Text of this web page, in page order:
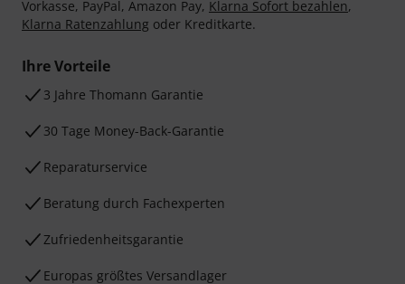
Vorkasse, PayPal, Amazon Pay, Klarna Sofort bezahlen,
Klarna Ratenzahlung oder Kreditkarte.
Ihre Vorteile
3 Jahre Thomann Garantie
30 Tage Money-Back-Garantie
Reparaturservice
Beratung durch Fachexperten
Zufriedenheitsgarantie
Europas größtes Versandlager